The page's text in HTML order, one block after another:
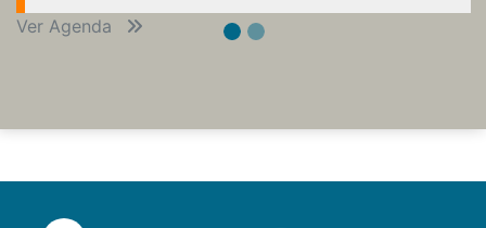
Ver Agenda